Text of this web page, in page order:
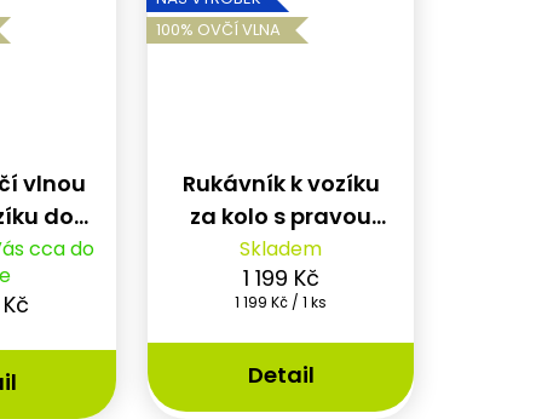
vlnou
do
cca do
100% OVČÍ VLNA
Rukávník k vozíku
za kolo s pravou
ovčí vlnou
Skladem
1 199 Kč
Měrná
1 199 Kč / 1 ks
Detail